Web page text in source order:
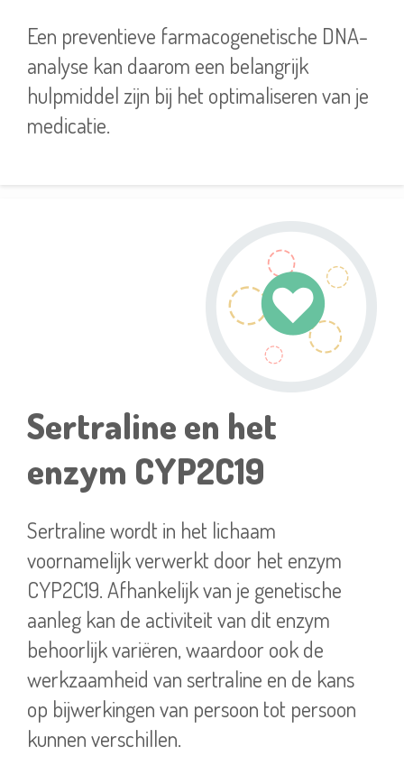
Een preventieve farmacogenetische DNA-
analyse kan daarom een belangrijk
hulpmiddel zijn bij het optimaliseren van je
medicatie.
Sertraline en het
enzym CYP2C19
Sertraline wordt in het lichaam
voornamelijk verwerkt door het enzym
CYP2C19. Afhankelijk van je genetische
aanleg kan de activiteit van dit enzym
behoorlijk variëren, waardoor ook de
werkzaamheid van sertraline en de kans
op bijwerkingen van persoon tot persoon
kunnen verschillen.